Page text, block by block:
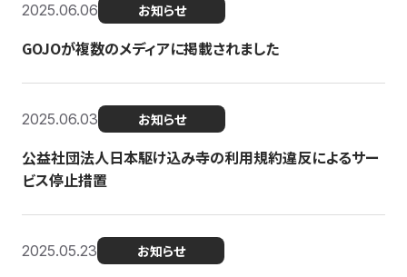
2025.06.06 お知らせ
GOJOが複数のメディアに掲載されました
2025.06.03 お知らせ
公益社団法人日本駆け込み寺の利用規約違反によるサー
ビス停止措置
2025.05.23 お知らせ